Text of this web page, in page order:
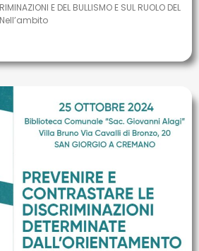
E DEL BULLISMO E SUL RUOLO DEL
Nell’ambito